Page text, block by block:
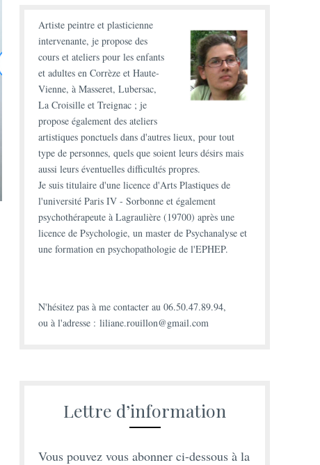
Artiste peintre et plasticienne
intervenante, je propose des
cours et ateliers pour les enfants
et adultes en Corrèze et Haute-
Vienne, à Masseret, Lubersac,
La Croisille et Treignac ; je
propose également des ateliers
artistiques ponctuels dans d'autres lieux, pour tout
type de personnes, quels que soient leurs désirs mais
aussi leurs éventuelles difficultés propres.
Je suis titulaire d'une licence d'Arts Plastiques de
l'université Paris IV - Sorbonne et également
psychothérapeute à Lagraulière (19700) après une
licence de Psychologie, un master de Psychanalyse et
une formation en psychopathologie de l'EPHEP.
N'hésitez pas à me contacter au 06.50.47.89.94,
ou à l'adresse : liliane.rouillon@gmail.com
Lettre d’information
Vous pouvez vous abonner ci-dessous à la